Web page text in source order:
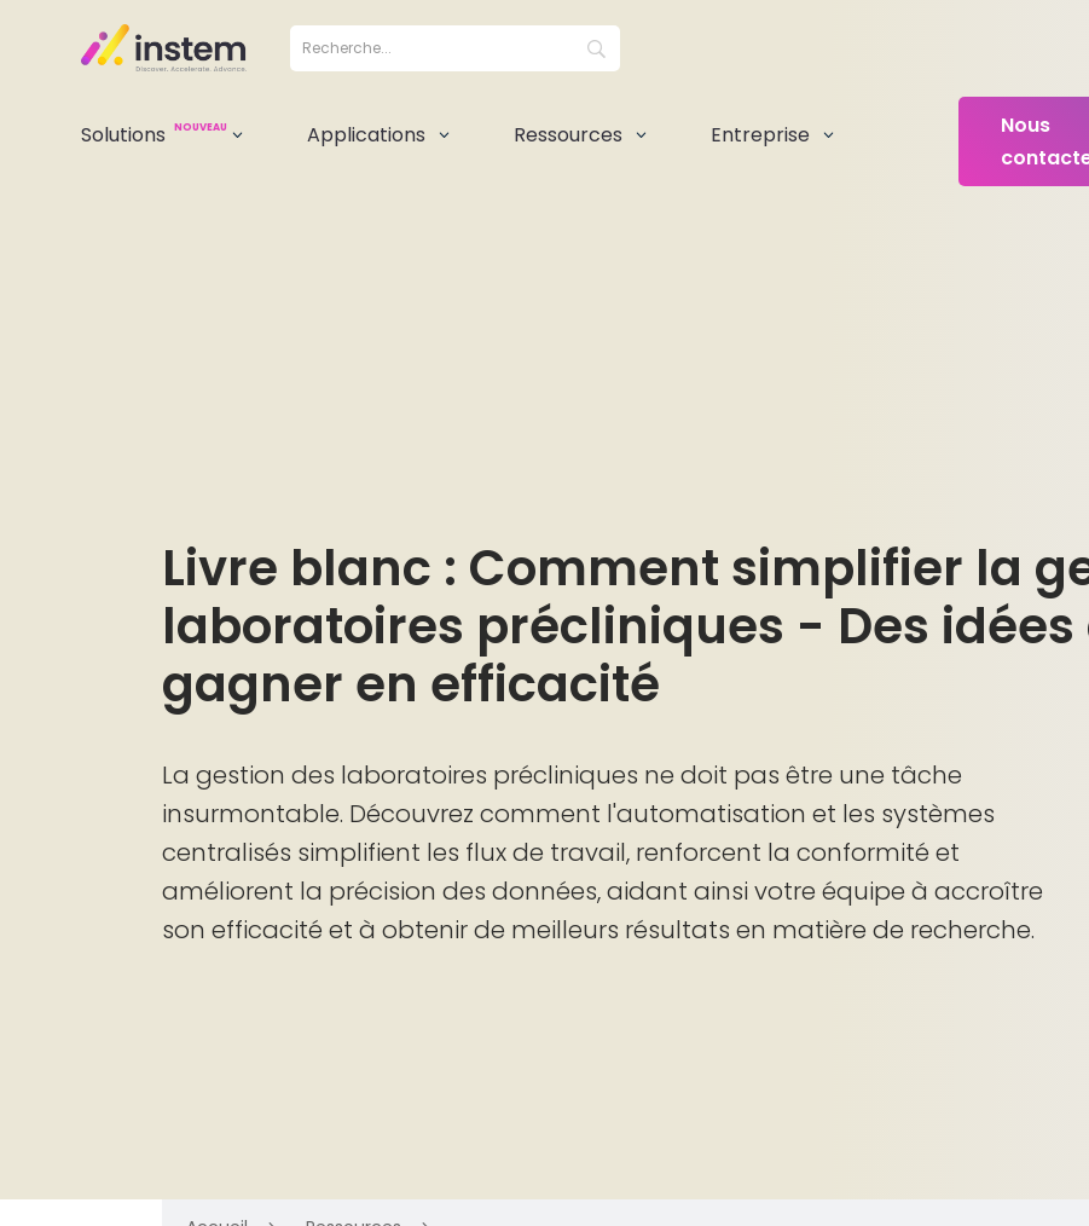
Solutions NOUVEAU 3 Applications 3 Ressources 3 Entreprise 3
Nous
Livre blanc : Comment simplifier la
laboratoires précliniques - Des
gagner en efficacité
La gestion des laboratoires précliniques ne doit pas être une tâche
insurmontable. Découvrez comment l'automatisation et les systèmes
centralisés simplifient les flux de travail, renforcent la conformité et
améliorent la précision des données, aidant ainsi votre équipe à accroître
son efficacité et à obtenir de meilleurs résultats en matière de recherche.